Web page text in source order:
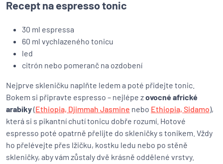
Recept na espresso tonic
30 ml espressa
60 ml vychlazeného tonicu
led
citrón nebo pomeranč na ozdobení
Nejprve skleničku naplňte ledem a poté přidejte tonic.
Bokem si připravte espresso – nejlépe zovocné africké
arabiky(Ethiopia, Djimmah Jasmine nebo Ethiopia, Sidamo),
která si s pikantní chutí tonicu dobře rozumí. Hotové
espresso poté opatrně přelijte do skleničky s tonikem. Vždy
ho přelévejte přes lžičku, kostku ledu nebo po stěně
skleničky, aby vám zůstaly dvě krásně oddělené vrstvy.